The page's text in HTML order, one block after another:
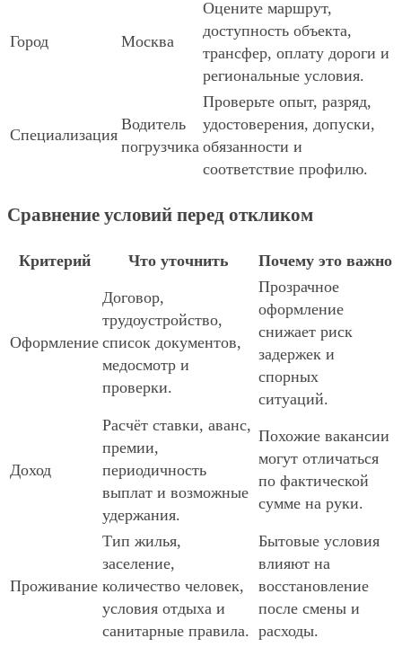
Город Москва
Оцените маршрут,
доступность объекта,
трансфер, оплату дороги и
региональные условия.
Специализация
Водитель
погрузчика
Проверьте опыт, разряд,
удостоверения, допуски,
обязанности и
соответствие профилю.
Сравнение условий перед откликом
Критерий Что уточнить Почему это важно
Оформление
Договор,
трудоустройство,
список документов,
медосмотр и
проверки.
Прозрачное
оформление
снижает риск
задержек и
спорных
ситуаций.
Доход
Расчёт ставки, аванс,
премии,
периодичность
выплат и возможные
удержания.
Похожие вакансии
могут отличаться
по фактической
сумме на руки.
Проживание
Тип жилья,
заселение,
количество человек,
условия отдыха и
санитарные правила.
Бытовые условия
влияют на
восстановление
после смены и
расходы.